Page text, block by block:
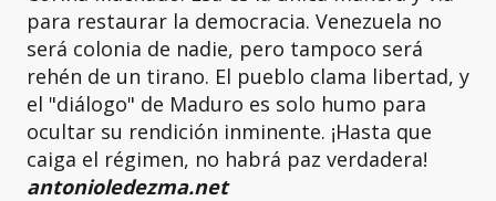
para restaurar la democracia. Venezuela no
será colonia de nadie, pero tampoco será
rehén de un tirano. El pueblo clama libertad, y
el "diálogo" de Maduro es solo humo para
ocultar su rendición inminente. ¡Hasta que
caiga el régimen, no habrá paz verdadera!
antonioledezma.net